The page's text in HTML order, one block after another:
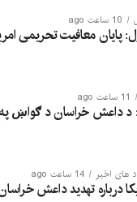
10 ساعت ago
پایان معافیت تحریمی
11 ساعت ago
د داعش خراسان د ګواښ په
های اخیر 14 ساعت ago
درباره تهدید داعش